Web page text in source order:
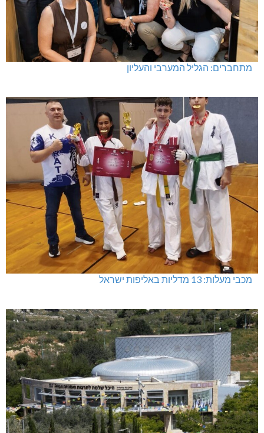
מתחברים: הגליל המערבי והעליון
מכבי מעלות: 13 מדליות באליפות ישראל